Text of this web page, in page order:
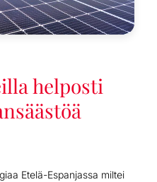
helposti
Etelä-Espanjassa miltei